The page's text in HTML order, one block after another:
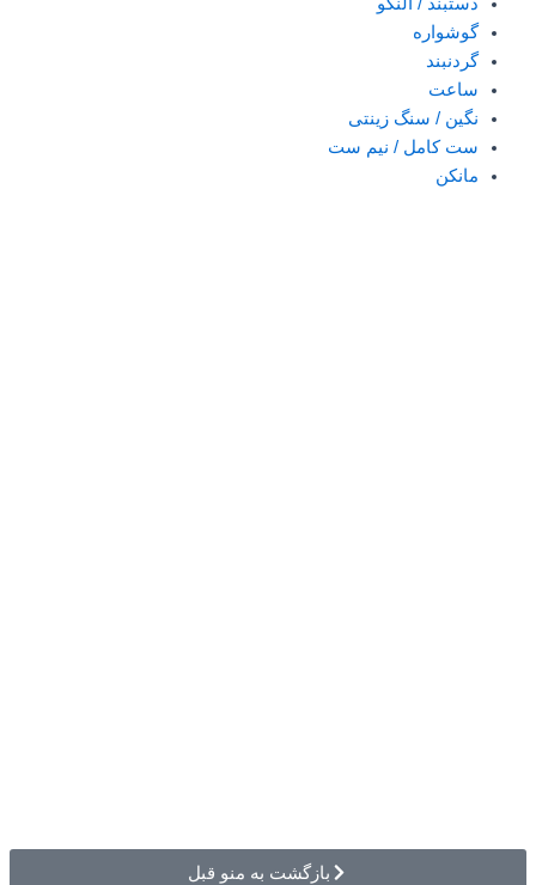
گوشواره
گردنبند
ساعت
نگین / سنگ زینتی
ست کامل / نیم ست
مانکن
بازگشت به منو قبل